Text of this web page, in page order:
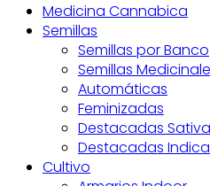
Medicina Cannabica
Semillas
Semillas por Banco
Semillas
Automáticas
Feminizadas
Destacadas
Destacadas
Cultivo